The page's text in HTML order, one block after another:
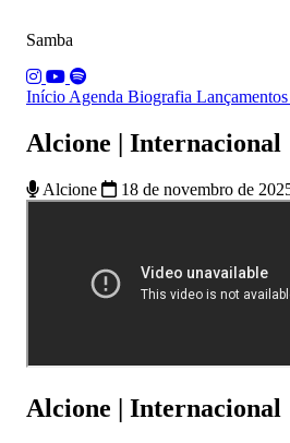
Samba
Início Agenda Biografia Lançamentos
Alcione | Internacional
Alcione 18 de novembro de
Alcione | Internacional